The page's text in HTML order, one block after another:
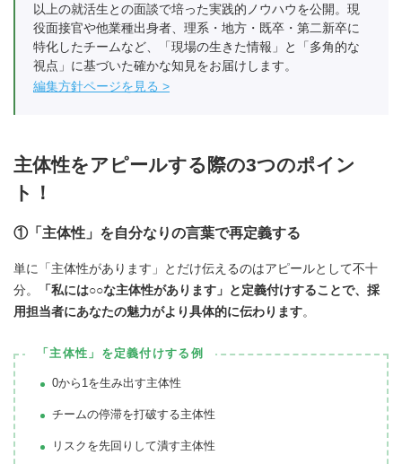
以上の就活生との面談で培った実践的ノウハウを公開。現
役面接官や他業種出身者、理系・地方・既卒・第二新卒に
特化したチームなど、「現場の生きた情報」と「多角的な
視点」に基づいた確かな知見をお届けします。
編集方針ページを見る
主体性をアピールする際の3つのポイン
ト！
①「主体性」を自分なりの言葉で再定義する
単に「主体性があります」とだけ伝えるのはアピールとして不十
分。
「私には○○な主体性があります」と定義付けすることで、採
用担当者にあなたの魅力がより具体的に伝わります。
「主体性」を定義付けする例
0から1を生み出す主体性
チームの停滞を打破する主体性
リスクを先回りして潰す主体性